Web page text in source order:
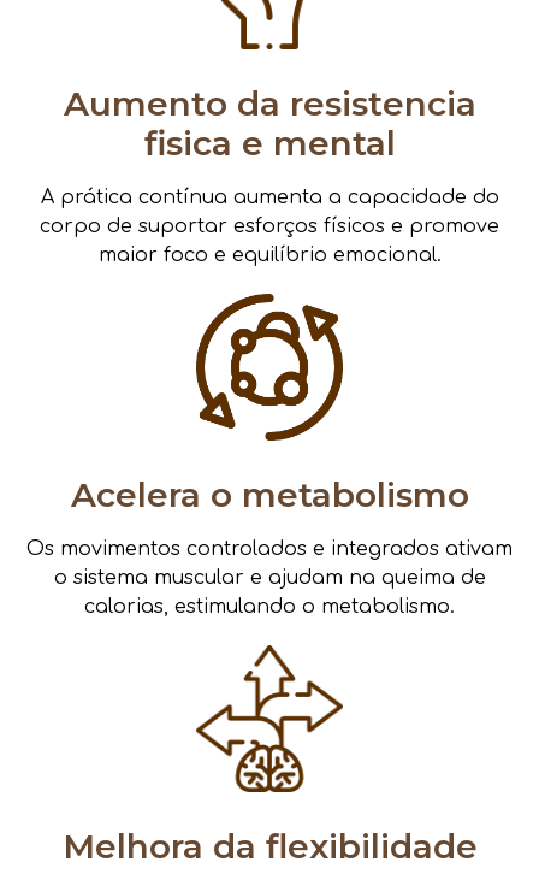
Aumento da resistencia
fisica e mental
A prática contínua aumenta a capacidade do
corpo de suportar esforços físicos e promove
maior foco e equilíbrio emocional.
Acelera o metabolismo
Os movimentos controlados e integrados ativam
o sistema muscular e ajudam na queima de
calorias, estimulando o metabolismo.
Melhora da flexibilidade